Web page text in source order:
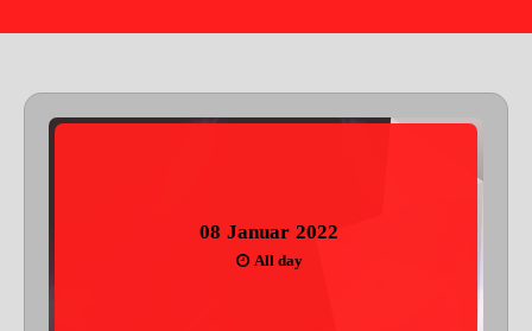
08 Januar 2022
All day